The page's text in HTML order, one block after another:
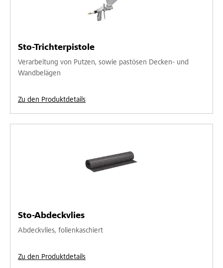
Sto-Trichterpistole
Verarbeitung von Putzen, sowie pastösen Decken- und
Wandbelägen
Zu den Produktdetails
Sto-Abdeckvlies
Abdeckvlies, folienkaschiert
Zu den Produktdetails